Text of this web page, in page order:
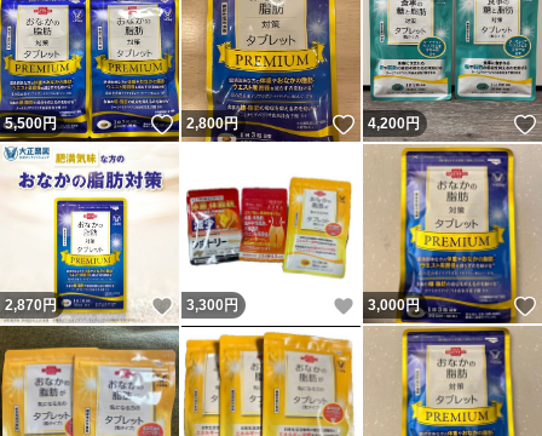
5,500円 いいね！
2,800円 いいね！
4,200円
2,870円 いいね！
3,300 円 いいね！
3,000円